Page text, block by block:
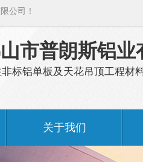
公司！
市普朗斯铝业
标铝单板及天花吊顶工程材
关于我们